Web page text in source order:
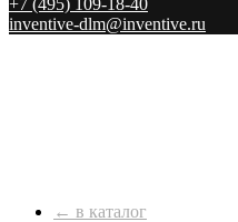
+7 (495) 109-18-40
inventive-dlm@inventive.ru
← в каталог